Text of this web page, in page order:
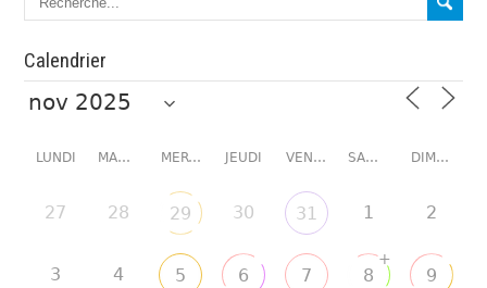
Calendrier
LUNDI MARDI MERCREDI JEUDI VENDREDI SAMEDI DIMANCHE
27 28 29 30 31 1 2
3 4 5 6 7 8
+
9